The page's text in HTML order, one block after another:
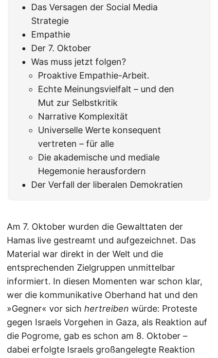
Das Versagen der Social Media
Strategie
Empathie
Der 7. Oktober
Was muss jetzt folgen?
Proaktive Empathie-Arbeit.
Echte Meinungsvielfalt – und den
Mut zur Selbstkritik
Narrative Komplexität
Universelle Werte konsequent
vertreten – für alle
Die akademische und mediale
Hegemonie herausfordern
Der Verfall der liberalen Demokratien
Am 7. Oktober wurden die Gewalttaten der
Hamas live gestreamt und aufgezeichnet. Das
Material war direkt in der Welt und die
entsprechenden Zielgruppen unmittelbar
informiert. In diesen Momenten war schon klar,
wer die kommunikative Oberhand hat und den
»Gegner« vor sich hertreiben würde: Proteste
gegen Israels Vorgehen in Gaza, als Reaktion auf
die Pogrome, gab es schon am 8. Oktober –
dabei erfolgte Israels großangelegte Reaktion